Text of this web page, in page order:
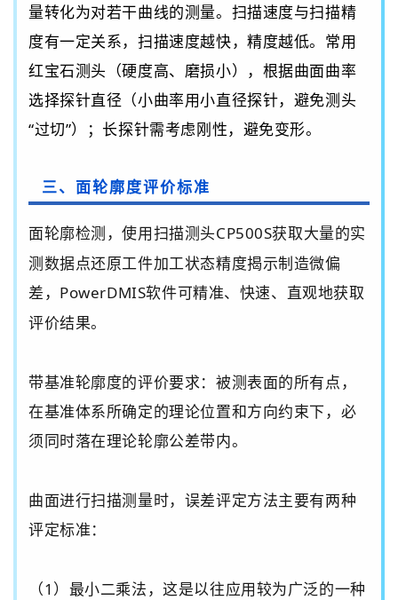
量转化为对若干曲线的测量。扫描速度与扫描精
度有一定关系，扫描速度越快，精度越低。常用
红宝石测头（硬度高、磨损小），根据曲面曲率
选择探针直径（小曲率用小直径探针，避免测头
“过切”）；长探针需考虑刚性，避免变形。
三、面轮廓度评价标准
面轮廓检测，使用扫描测头CP500S获取大量的实
测数据点还原工件加工状态精度揭示制造微偏
差 ， PowerDMIS软件可精准、快速、直观地获取
评价结果。
带基准轮廓度的评价要求：被测表面的所有点，
在基准体系所确定的理论位置和方向约束下，必
须同时落在理论轮廓公差带内。
曲面进行扫描测量时，误差评定方法主要有两种
评定标准：
（1） 最小二乘法，这是以往应用较为广泛的一种